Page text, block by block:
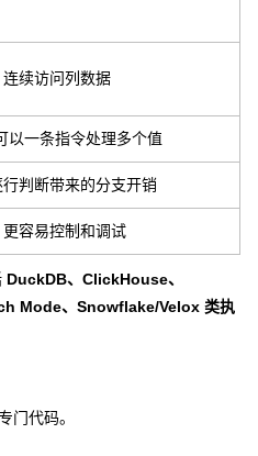
续访问列数据
以一条指令处理多个值
判断带来的分支开销
更容易控制和调试
DuckDB、ClickHouse、
Mode、Snowflake/Velox 类执
门代码。